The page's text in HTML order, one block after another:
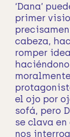
‘Dana’
primer
cabeza,
romper
el ojo por
sofá, pero
se clava
nos